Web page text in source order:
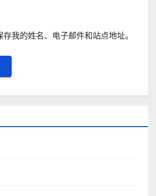
我的姓名、电子邮件和站点地址。